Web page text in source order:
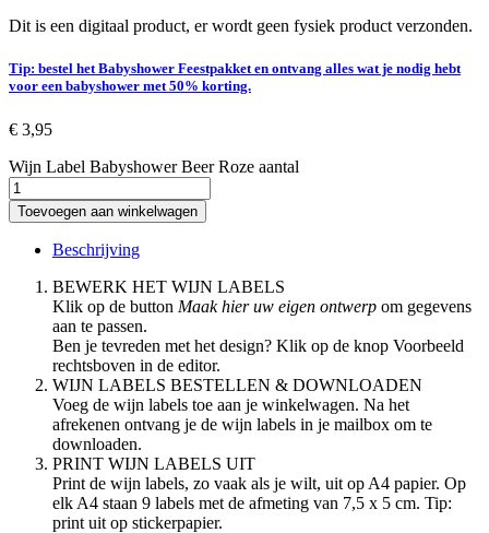
Dit is een digitaal product, er wordt geen fysiek product verzonden.
Tip: bestel het Babyshower Feestpakket en ontvang alles wat je nodig hebt
voor een babyshower met 50% korting.
€ 3,95
Wijn Label Babyshower Beer Roze aantal
Toevoegen aan winkelwagen
Beschrijving
BEWERK HET WIJN LABELS
Klik op de button Maak hier uw eigen ontwerp om gegevens
aan te passen.
Ben je tevreden met het design? Klik op de knop Voorbeeld
rechtsboven in de editor.
WIJN LABELS BESTELLEN & DOWNLOADEN
Voeg de wijn labels toe aan je winkelwagen. Na het
afrekenen ontvang je de wijn labels in je mailbox om te
downloaden.
PRINT WIJN LABELS UIT
Print de wijn labels, zo vaak als je wilt, uit op A4 papier. Op
elk A4 staan 9 labels met de afmeting van 7,5 x 5 cm. Tip:
print uit op stickerpapier.